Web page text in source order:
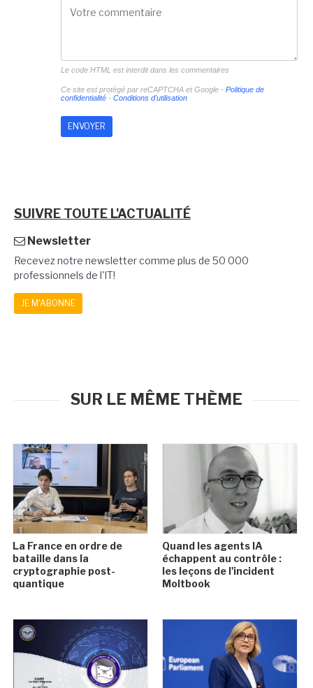
Le code HTML est interdit dans les commentaires
Ce site est protégé par reCAPTCHA et Google - Politique de
confidentialité- Conditions d'utilisation
SUIVRE TOUTE L'ACTUALITÉ
Newsletter
Recevez notre newsletter comme plus de 50 000
professionnels de l'IT!
JE M'ABONNE
SUR LE MÊME THÈME
La France en ordre de
bataille dans la
cryptographie post-
quantique
Quand les agents IA
échappent au contrôle :
les leçons de l'incident
Moltbook